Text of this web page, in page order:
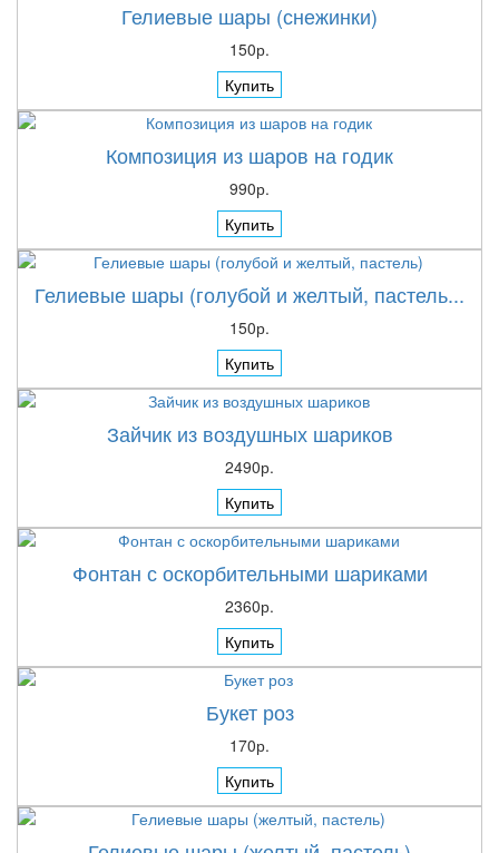
Гелиевые шары (снежинки)
150р.
Купить
Композиция из шаров на годик
990р.
Купить
Гелиевые шары (голубой и желтый, пастель...
150р.
Купить
Зайчик из воздушных шариков
2490р.
Купить
Фонтан с оскорбительными шариками
2360р.
Купить
Букет роз
170р.
Купить